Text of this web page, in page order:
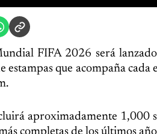
FIFA 2026 será
estampas que acompaña
aproximadamente 1,000
completas de los últimos